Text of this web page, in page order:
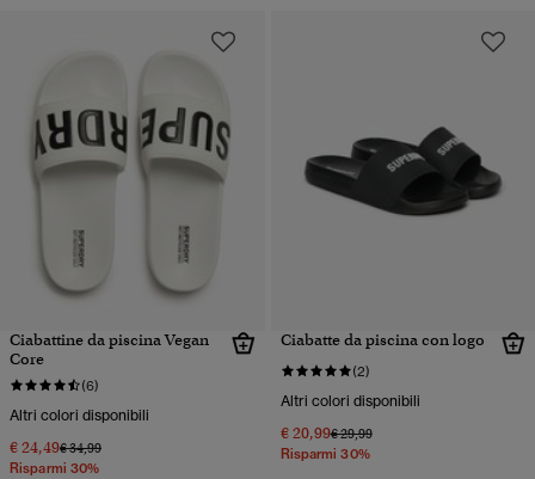
Ciabattine da piscina Vegan
Core
(6)
Altri colori disponibili
€ 24,49Prezzo ridotto da
€ 34,99a
Risparmi 30%
Ciabatte da piscina con logo
(2)
Altri colori disponibili
€ 20,99Prezzo ridotto da
€ 29,99a
Risparmi 30%